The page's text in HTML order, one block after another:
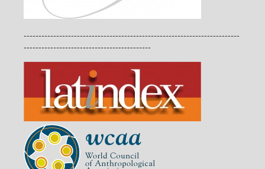
-------------------------------------------------------------------------
-------------------------------------------